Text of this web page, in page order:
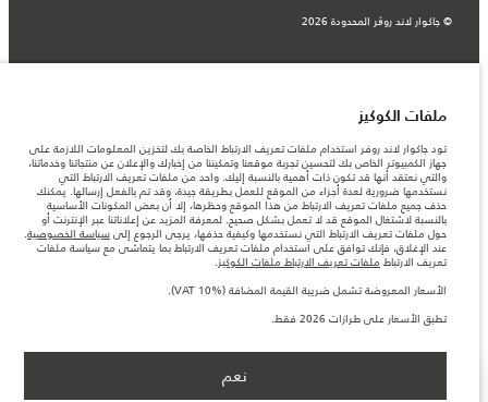
© جاكوار لاند روڨر المحدودة 2026
آخر، كما أنّها قد تتغير بدون إشعار مسبق. الرجاء التواصل مع وكيلنا المحلي للتأكد من توفّرها
والتحقق من الأسعار.
الأرقام المقدمة هي نتيجة لاختبارات المصنع الرسمية وفقاً لتشريعات الاتحاد الأوروبي. قد
يتباين استهلك الوقود الفعلي للمركبة عن ذلك المتحقق في تلك الاختبارات كما أن هذه
الأرقام بغرض المقارنة فحسب.
ملاحظة مهمة حول الصور والمواصفات. إن النقص العالمي في أشباه الموصلات يؤثر حاليًا
في مواصفات تصميم السيارات وتوفر الخيارات وتوقيتات التصاميم. هذا ظرف ديناميكي
للغاية، ونتيجة لذلك، قد لا تمثّل الصور المستخدَمة ضمن موقع الويب حاليًا المواصفات الحالية
بالكامل بالنسبة إلى الميزات والخيارات والحلية ومجموعات الألوان. يرجى استشارة وكيلك الذي
سيتمكّن من تأكيد أي تقييدات حالية معك للسماح لك باتخاذ قرار مدروس
الأسعار المعروضة تشمل ضريبة القيمة المضافة (VAT).
الأسعار تنطبق فقط على الطرازات المصنعة في عام 2026.
ملفات الكوكيز
تود جاكوار لاند روفر استخدام ملفات تعريف الارتباط الخاصة بك لتخزين المعلومات اللازمة على
جهاز الكمبيوتر الخاص بك لتحسين تجربة موقعنا وتمكيننا من إخبارك والإعلان عن منتجاتنا وخدماتنا،
والتي نعتقد أنها قد تكون ذات أهمية بالنسبة إليك. واحد من ملفات تعريف الارتباط التي
نستخدمها ضرورية لعدة أجزاء من الموقع للعمل بطريقة جيدة، وقد تم بالفعل إرسالها. يمكنك
حذف جميع ملفات تعريف الارتباط من هذا الموقع وحظرها، إلا أن بعض المكونات الأساسية
بالنسبة لاشتغال الموقع قد لا تعمل بشكل صحيح. لمعرفة المزيد عن إعلاناتنا عبر الإنترنت أو
حول ملفات تعريف الارتباط التي نستخدمها وكيفية حذفها، يرجى الرجوع إلى سياسة الخصوصية.
عند الإغلاق، فإنك توافق على استخدام ملفات تعريف الارتباط بما يتماشى مع سياسة ملفات
تعريف الارتباط ملفات تعريف الارتباط ملفات الكوكيز.
الأسعار المعروضة تشمل ضريبة القيمة المضافة (VAT 10%).
تطبق الأسعار على طرازات 2026 فقط.‎
نعم
عرض المزيد اعثر على وكيل